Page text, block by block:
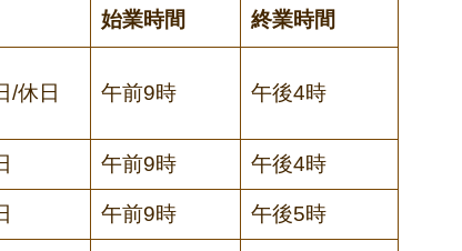
始業時間 終業時間
/休日 午前9時 午後4時
午前9時 午後4時
午前9時 午後5時